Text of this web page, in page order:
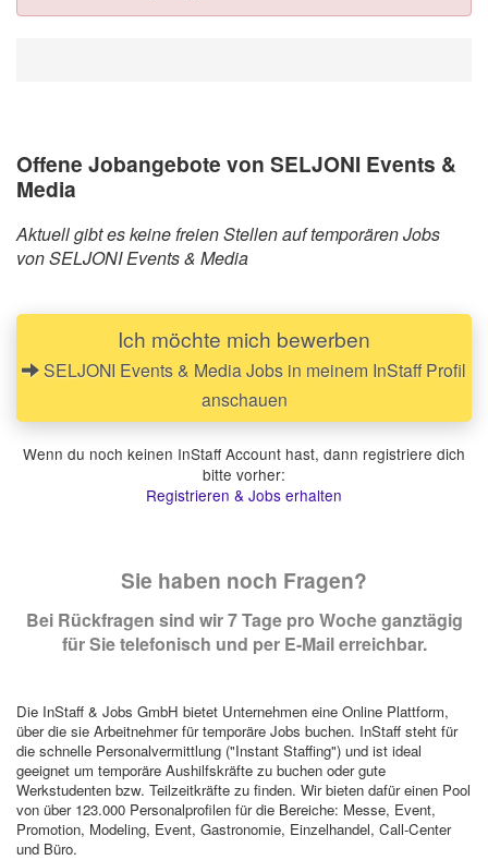
Offene Jobangebote von SELJONI Events &
Media
Aktuell gibt es keine freien Stellen auf temporären Jobs
von SELJONI Events & Media
Ich möchte mich bewerben
SELJONI Events & Media Jobs in meinem InStaff Profil
anschauen
Wenn du noch keinen InStaff Account hast, dann registriere dich
bitte vorher:
Registrieren & Jobs erhalten
Sie haben noch Fragen?
Bei Rückfragen sind wir 7 Tage pro Woche ganztägig
für Sie telefonisch und per E-Mail erreichbar.
Die InStaff & Jobs GmbH bietet Unternehmen eine Online Plattform,
über die sie Arbeitnehmer für temporäre Jobs buchen. InStaff steht für
die schnelle Personalvermittlung ("Instant Staffing") und ist ideal
geeignet um temporäre Aushilfskräfte zu buchen oder gute
Werkstudenten bzw. Teilzeitkräfte zu finden. Wir bieten dafür einen Pool
von über 123.000 Personalprofilen für die Bereiche: Messe, Event,
Promotion, Modeling, Event, Gastronomie, Einzelhandel, Call-Center
und Büro.